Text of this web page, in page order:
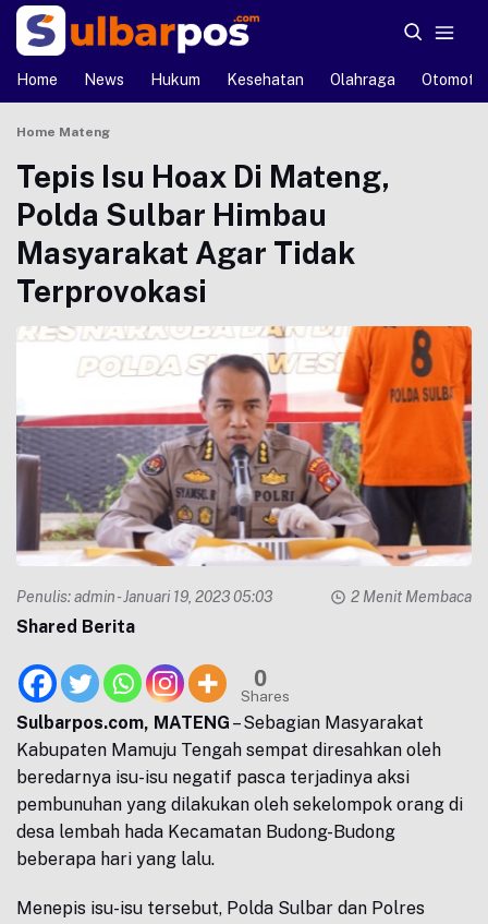
Home News Hukum Kesehatan Olahraga Otomotif
Home Mateng
Tepis Isu Hoax Di Mateng,
Polda Sulbar Himbau
Masyarakat Agar Tidak
Terprovokasi
Penulis:admin- Januari 19, 2023 05:03 2 Menit Membaca
Shared Berita
0
Shares
Sulbarpos.com, MATENG – Sebagian Masyarakat
Kabupaten Mamuju Tengah sempat diresahkan oleh
beredarnya isu-isu negatif pasca terjadinya aksi
pembunuhan yang dilakukan oleh sekelompok orang di
desa lembah hada Kecamatan Budong-Budong
beberapa hari yang lalu.
Menepis isu-isu tersebut, Polda Sulbar dan Polres